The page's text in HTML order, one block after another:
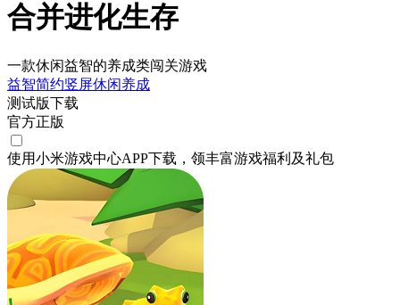
合并进化生存
一款休闲益智的养成类闯关游戏
益智简约竖屏休闲养成
测试版下载
官方正版
使用小米游戏中心APP下载 ，领丰富游戏福利 及礼包